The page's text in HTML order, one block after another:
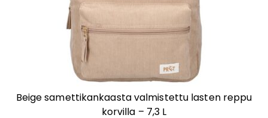
Beige samettikankaasta valmistettu lasten reppu
korvilla – 7,3 L